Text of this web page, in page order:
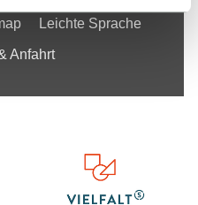
Leichte Sprache
Anfahrt